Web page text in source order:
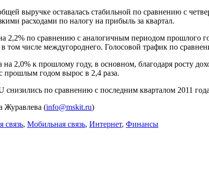
выручке оставалась стабильной по сравнению с
расходами по налогу на прибыль за квартал.
2,2% по сравнению с аналогичным периодом прошлого
в том числе междугороднего. Голосовой трафик по
2,0% к прошлому году, в основном, благодаря росту
прошлым годом вырос в 2,4 раза.
по сравнению с последним кварталом 2011
Журавлева (info@mskit.ru)
связь, Мобильная связь, Интернет, Финансы